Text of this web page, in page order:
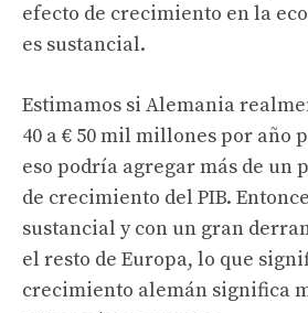
efecto de crecimiento en la
es sustancial.
Estimamos si Alemania
40 a € 50 mil millones por año
eso podría agregar más de un
de crecimiento del PIB.
sustancial y con un gran
el resto de Europa, lo que
crecimiento alemán significa